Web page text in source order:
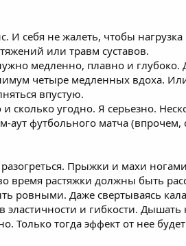
И себя не жалеть, чтобы
или травм суставов.
медленно, плавно и глубоко.
четыре медленных вдоха.
впустую.
угодно. Я серьезно.
аут футбольного матча
Прыжки и махи
время растяжки должны быть
ровными. Даже свертываясь
и гибкости.
Только тогда эффект от нее